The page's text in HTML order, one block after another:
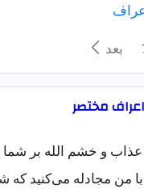
بعد
که عذاب و خشم الله
مجادله می‌کنید که